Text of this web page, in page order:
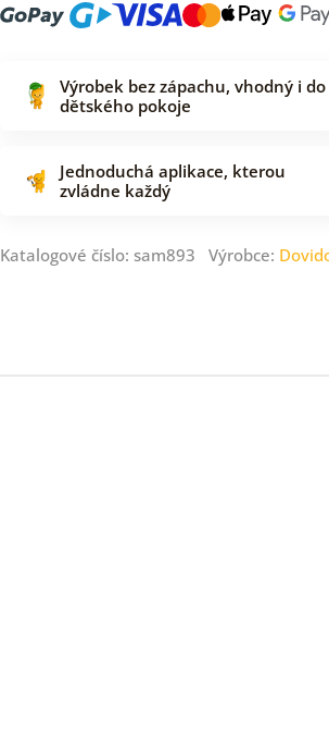
Výrobek bez zápachu, vhodný i do
dětského pokoje
Jednoduchá aplikace, kterou
zvládne každý
Katalogové číslo: sam893 Výrobce: